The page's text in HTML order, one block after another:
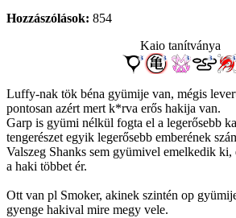
Hozzászólások: 854
Kaio tanítványa
Luffy-nak tök béna gyümije van, mégis
pontosan azért mert k*rva erős hakija van.
Garp is gyümi nélkül fogta el a legerősebb
tengerészet egyik legerősebb emberének
Valszeg Shanks sem gyümivel emelkedik ki,
a haki többet ér.
Ott van pl Smoker, akinek szintén op
gyenge hakival mire megy vele.